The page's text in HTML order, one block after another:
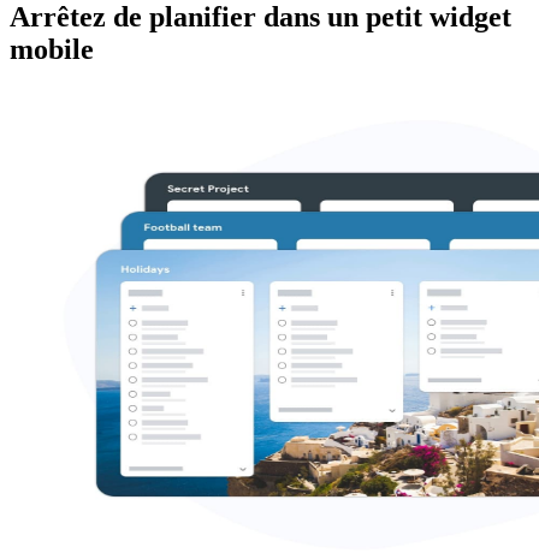
Arrêtez de planifier dans un petit widget
mobile